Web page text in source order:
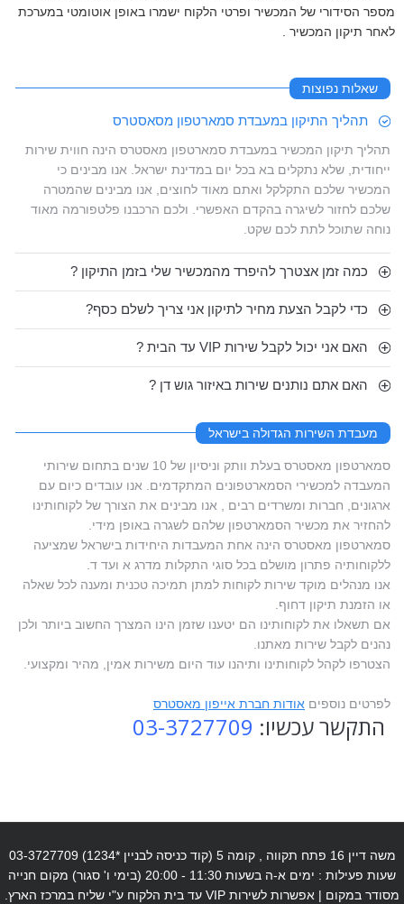
מספר הסידורי של המכשיר ופרטי הלקוח ישמרו באופן אוטומטי במערכת
לאחר תיקון המכשיר .
שאלות נפוצות
תהליך התיקון במעבדת סמארטפון מסאסטרס
תהליך תיקון המכשיר במעבדת סמארטפון מאסטרס הינה חווית שירות
ייחודית, שלא נתקלים בא בכל יום במדינת ישראל. אנו מבינים כי
המכשיר שלכם התקלקל ואתם מאוד לחוצים, אנו מבינים שהמטרה
שלכם לחזור לשיגרה בהקדם האפשרי. ולכם הרכבנו פלטפורמה מאוד
נוחה שתוכל לתת לכם שקט.
כמה זמן אצטרך להיפרד מהמכשיר שלי בזמן התיקון ?
כדי לקבל הצעת מחיר לתיקון אני צריך לשלם כסף?
האם אני יכול לקבל שירות VIP עד הבית ?
האם אתם נותנים שירות באיזור גוש דן ?
מעבדת השירות הגדולה בישראל
סמארטפון מאסטרס בעלת וותק וניסיון של 10 שנים בתחום שירותי
המעבדה למכשירי הסמארטפונים המתקדמים. אנו עובדים כיום עם
ארגונים, חברות ומשרדים רבים , אנו מבינים את הצורך של לקוחותינו
להחזיר את מכשיר הסמארטפון שלהם לשגרה באופן מידי.
סמארטפון מאסטרס הינה אחת המעבדות היחידות בישראל שמציעה
ללקוחותיה פתרון מושלם בכל סוגי התקלות מדרג א ועד ד.
אנו מנהלים מוקד שירות לקוחות למתן תמיכה טכנית ומענה לכל שאלה
או הזמנת תיקון דחוף.
אם תשאלו את לקוחותינו הם יטענו שזמן הינו המצרך החשוב ביותר ולכן
נהנים לקבל שירות מאתנו.
הצטרפו לקהל לקוחותינו ותיהנו עוד היום משירות אמין, מהיר ומקצועי.
לפרטים נוספים אודות חברת אייפון מאסטרס
התקשר עכשיו: 03-3727709
משה דיין 16 פתח תקווה , קומה 5 (קוד כניסה לבניין *1234) 03-3727709
שעות פעילות : ימים א-ה בשעות 11:30 - 20:00 (בימי ו' סגור) מקום חנייה
מסודר במקום | אפשרות לשירות VIP עד בית הלקוח ע"י שליח במרכז הארץ.